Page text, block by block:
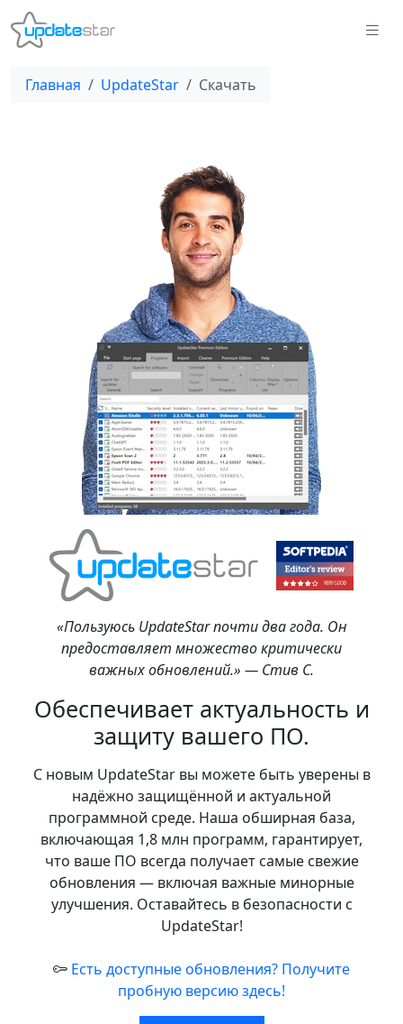
Главная UpdateStar Скачать
«Пользуюсь UpdateStar почти два года. Он
предоставляет множество критически
важных обновлений.» — Стив С.
Обеспечивает актуальность и
защиту вашего ПО.
С новым UpdateStar вы можете быть уверены в
надёжно защищённой и актуальной
программной среде. Наша обширная база,
включающая 1,8 млн программ, гарантирует,
что ваше ПО всегда получает самые свежие
обновления — включая важные минорные
улучшения. Оставайтесь в безопасности с
UpdateStar!
Есть доступные обновления? Получите
пробную версию здесь!